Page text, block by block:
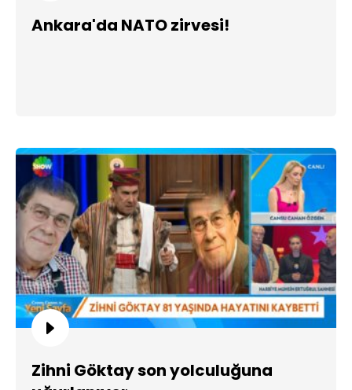
Ankara'da NATO zirvesi!
Zihni Göktay son yolculuğuna